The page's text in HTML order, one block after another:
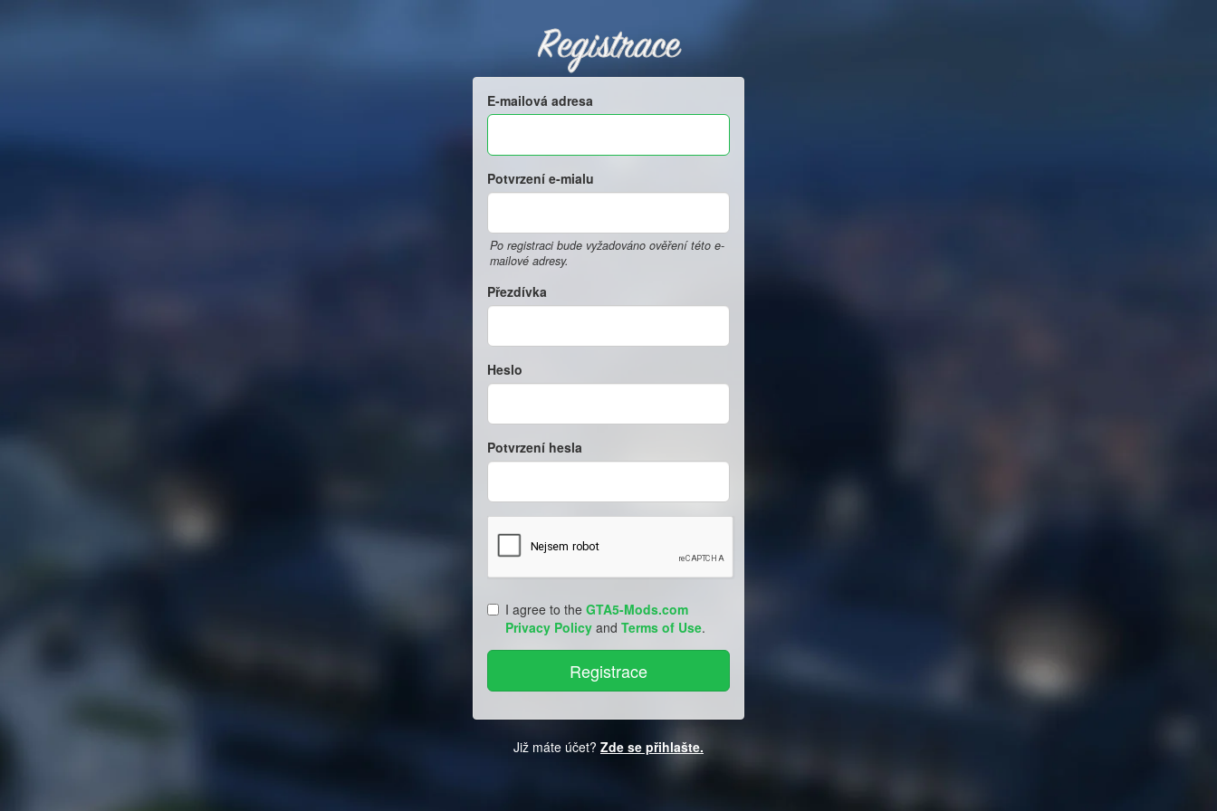
Registrace
E-mailová adresa
Potvrzení e-mialu
Po registraci bude vyžadováno ověření této e-
mailové adresy.
Přezdívka
Heslo
Potvrzení hesla
I agree to the GTA5-Mods.com
Privacy Policy and Terms of Use.
Již máte účet? Zde se přihlašte.